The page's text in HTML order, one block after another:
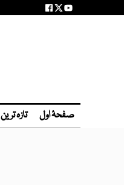
صفحۂ اول تازہ ترین